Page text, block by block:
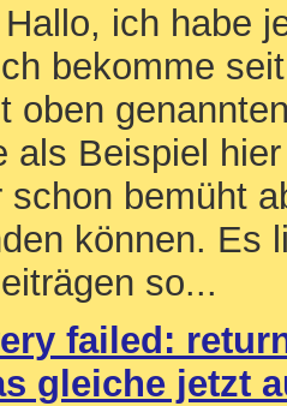
ich habe
bekomme
oben
als Beispiel
schon bemüht
können. Es
so...
failed:
gleiche jetzt